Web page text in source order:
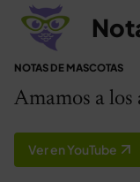
NOTAS DE MASCOTAS
Amamos a los
Ver en YouTube